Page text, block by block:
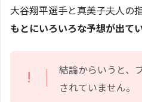
大谷翔平選手と真美子夫人の指
もとにいろいろな予想が出てい
結論からいうと、
されていません。